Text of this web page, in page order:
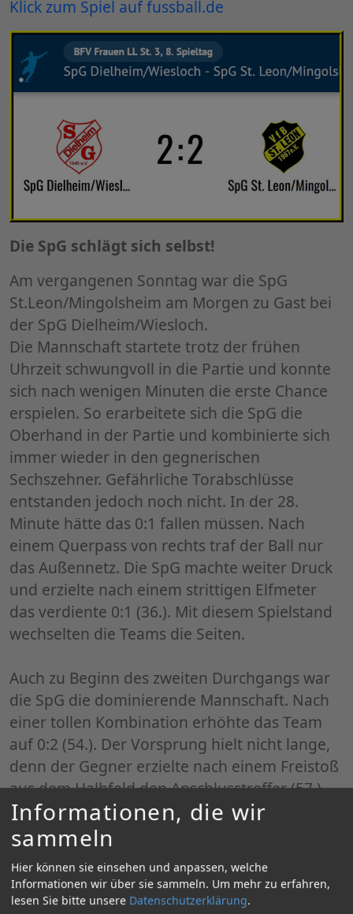
Klick zum Spiel auf fussball.de
Die SpG schlägt sich selbst!
Am vergangenen Sonntag war die SpG
St.Leon/Mingolsheim am Morgen zu Gast bei
der SpG Dielheim/Wiesloch.
Die Mannschaft startete trotz der frühen
Uhrzeit schwungvoll in die Partie und konnte
sich nach wenigen Minuten die erste Chance
erspielen. So erarbeitete sich die SpG die
Oberhand in der Partie und kombinierte sich
immer wieder in den gegnerischen
Sechszehner. Gefährliche Torabschlüsse
entstanden jedoch noch nicht. In der 28.
Minute hätte das 0:1 fallen müssen. Nach
einem Querpass von rechts traf der Ball nur
das Außennetz. Die SpG machte weiter Druck
und erzielte nach einem strittigen Elfmeter
das verdiente 0:1 (36.). Mit diesem Spielstand
wechselten die Teams die Seiten.
Auch zu Beginn des zweiten Durchgangs war
die SpG die dominierende Mannschaft. Nach
einer tollen Kombination erhöhte das Team
auf 0:2 (54.). Der Vorsprung hielt nicht lange,
denn der Gegner erzielte nach einem Freistoß
aus dem Halbfeld den Anschlusstreffer (57.).
Anschließend agierte die SpG zu stur und
wollte mit dem Kopf durch die Wand. Dadurch
und kam zu keiner klaren Torchance mehr.
Dielheim/Wiesloch kämpfte tapfer und konnte
Informationen, die wir
sammeln
Hier können sie einsehen und anpassen, welche
Informationen wir über sie sammeln. Um mehr zu erfahren,
lesen Sie bitte unsere Datenschutzerklärung.